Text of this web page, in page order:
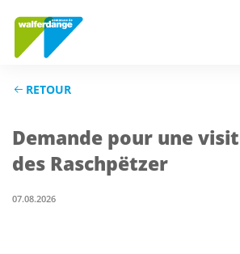
RETOUR
Demande pour une
des Raschpëtzer
07.08.2026